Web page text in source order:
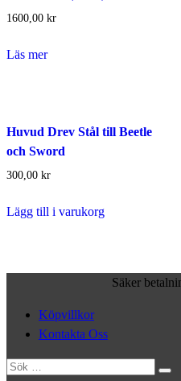
1600,00 kr
Läs mer
Huvud Drev Stål till Beetle
och Sword
300,00 kr
Lägg till i varukorg
Säker
Köpvillkor
Kontakta Oss
Sök